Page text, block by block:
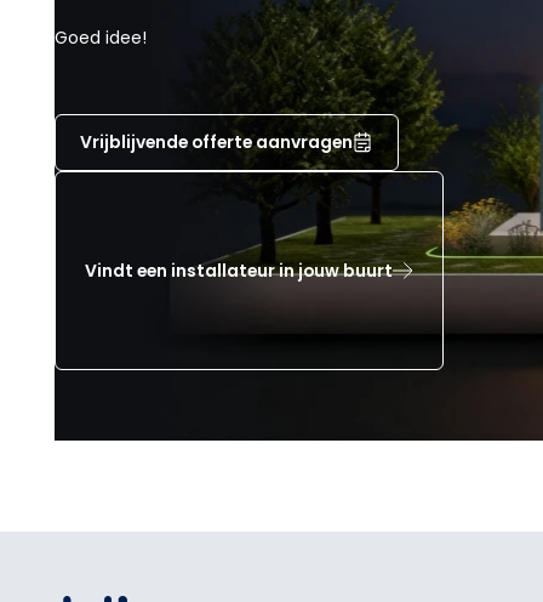
Goed idee!
Vrijblijvende offerte aanvragen
Vindt een installateur in jouw buurt